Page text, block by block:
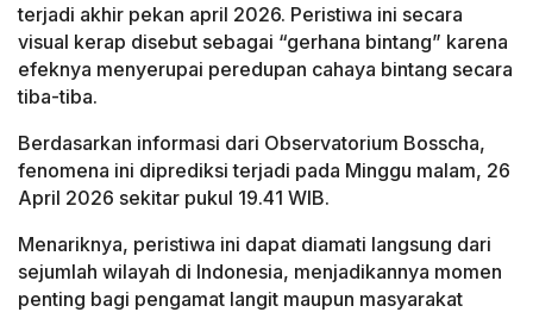
terjadi akhir pekan april 2026. Peristiwa ini secara
visual kerap disebut sebagai “gerhana bintang” karena
efeknya menyerupai peredupan cahaya bintang secara
tiba-tiba.
Berdasarkan informasi dari Observatorium Bosscha,
fenomena ini diprediksi terjadi pada Minggu malam, 26
April 2026 sekitar pukul 19.41 WIB.
Menariknya, peristiwa ini dapat diamati langsung dari
sejumlah wilayah di Indonesia, menjadikannya momen
penting bagi pengamat langit maupun masyarakat